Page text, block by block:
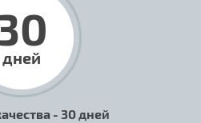
дней
- 30 дней